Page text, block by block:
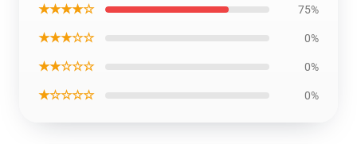
★★★★☆ 75%
★★★☆☆ 0%
★★☆☆☆ 0%
★☆☆☆☆ 0%